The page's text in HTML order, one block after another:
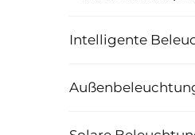
Intelligente